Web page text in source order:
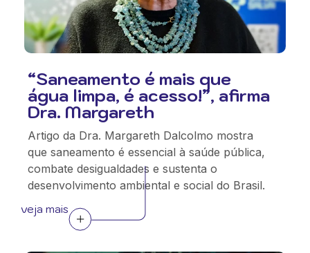
“Saneamento é mais que
água limpa, é acesso!”, afirma
Dra. Margareth
Artigo da Dra. Margareth Dalcolmo mostra
que saneamento é essencial à saúde pública,
combate desigualdades e sustenta o
desenvolvimento ambiental e social do Brasil.
veja mais